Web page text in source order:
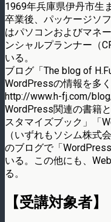
1969年兵庫県伊丹市生
卒業後、パッケージソ
はパソコンおよびマネ
ンシャルプランナー（
いる。
ブログ「The blog of
WordPressの情報を多
http://www.h-fj.com/blog/
WordPress関連の書籍
スタマイズブック」「
（いずれもソシム株式
のブログで「
いる。この他にも、
る。
【受講対象者】